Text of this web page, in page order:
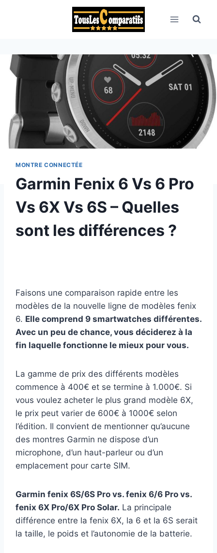
MONTRE CONNECTÉE
Garmin Fenix 6 Vs 6 Pro
Vs 6X Vs 6S – Quelles
sont les différences ?
Faisons une comparaison rapide entre les
modèles de la nouvelle ligne de modèles fenix
6. Elle comprend 9 smartwatches différentes.
Avec un peu de chance, vous déciderez à la
fin laquelle fonctionne le mieux pour vous.
La gamme de prix des différents modèles
commence à 400€ et se termine à 1.000€. Si
vous voulez acheter le plus grand modèle 6X,
le prix peut varier de 600€ à 1000€ selon
l’édition. Il convient de mentionner qu’aucune
des montres Garmin ne dispose d’un
microphone, d’un haut-parleur ou d’un
emplacement pour carte SIM.
Garmin fenix 6S/6S Pro vs. fenix 6/6 Pro vs.
fenix 6X Pro/6X Pro Solar. La principale
différence entre la fenix 6X, la 6 et la 6S serait
la taille, le poids et l’autonomie de la batterie.